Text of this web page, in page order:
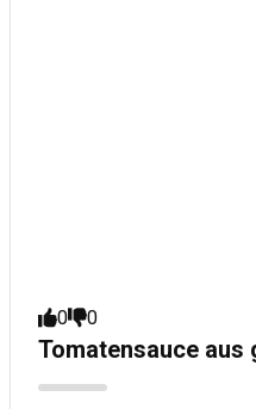
0 0
Tomatensauce aus